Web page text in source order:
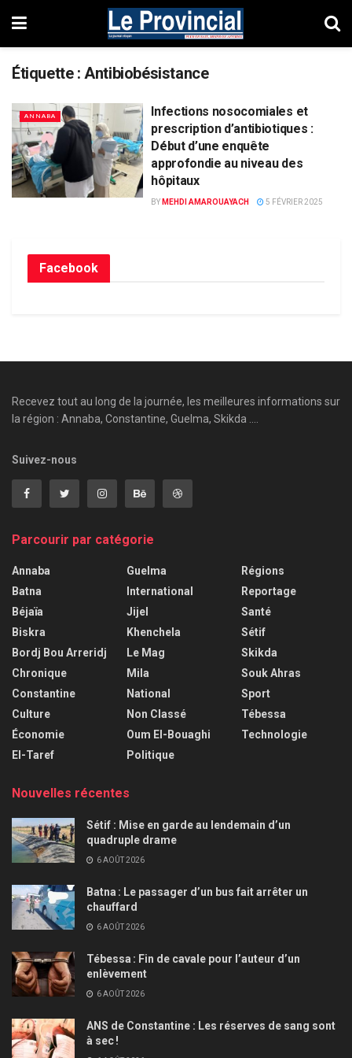
Étiquette :Antibiobésistance
ANNABA
Infections nosocomiales et
prescription d’antibiotiques :
Début d’une enquête
approfondie au niveau des
hôpitaux
BY MEHDI AMAROUAYACH 5 FÉVRIER 2025
Facebook
Recevez tout au long de la journée, les meilleures informations sur
la région : Annaba, Constantine, Guelma, Skikda ....
Suivez-nous
Parcourir par catégorie
Annaba
Batna
Béjaïa
Biskra
Bordj Bou Arreridj
Chronique
Constantine
Culture
Économie
El-Taref
Guelma
International
Jijel
Khenchela
Le Mag
Mila
National
Non Classé
Oum El-Bouaghi
Politique
Régions
Reportage
Santé
Sétif
Skikda
Souk Ahras
Sport
Tébessa
Technologie
Nouvelles récentes
Sétif : Mise en garde au lendemain d’un
quadruple drame
6 AOÛT 2026
Batna : Le passager d’un bus fait arrêter un
chauffard
6 AOÛT 2026
Tébessa : Fin de cavale pour l’auteur d’un
enlèvement
6 AOÛT 2026
ANS de Constantine : Les réserves de sang sont
à sec !